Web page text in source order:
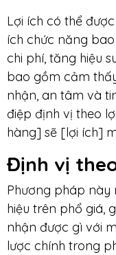
Lợi ích có thể
ích chức năng
chi phí, tăng hiệu
bao gồm cảm
nhận, an tâm và
điệp định vị theo
hàng] sẽ [lợi ích]
Định vị
Phương pháp này
hiệu trên phổ giá,
nhận được gì với
lược chính trong